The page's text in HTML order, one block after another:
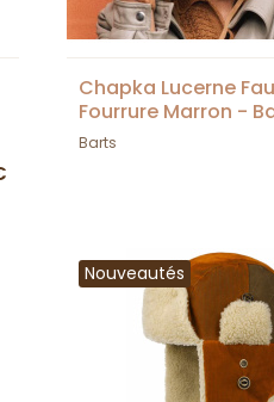
Chapka Lucerne
Fourrure Marron -
Barts
Nouveautés